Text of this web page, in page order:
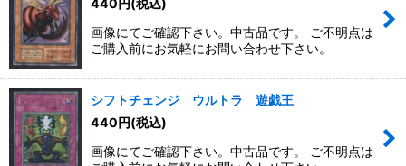
440 円(税込)
画像にてご確認下さい。中古品です。 ご不明点は
ご購入前にお気軽にお問い合わせ下さい。
シフトチェンジ ウルトラ 遊戯王
440 円(税込)
画像にてご確認下さい。中古品です。 ご不明点は